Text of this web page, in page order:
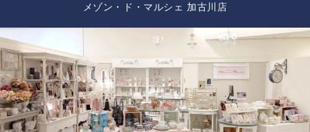
メゾン・ド・マルシェ 加古川店